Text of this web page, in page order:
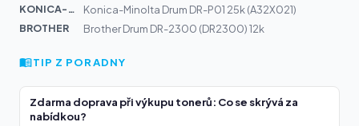
KONICA-MIN...
Konica-Minolta Drum DR-P01 25k (A32X021)
BROTHER
Brother Drum DR-2300 (DR2300) 12k
TIP Z PORADNY
Zdarma doprava při výkupu tonerů: Co se skrývá za
nabídkou?